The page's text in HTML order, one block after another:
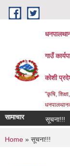
Skip to main content
गाउँ
कोशी
"कृषि,
सामाचार सूचना!!!
You are
Home » सूचना!!!